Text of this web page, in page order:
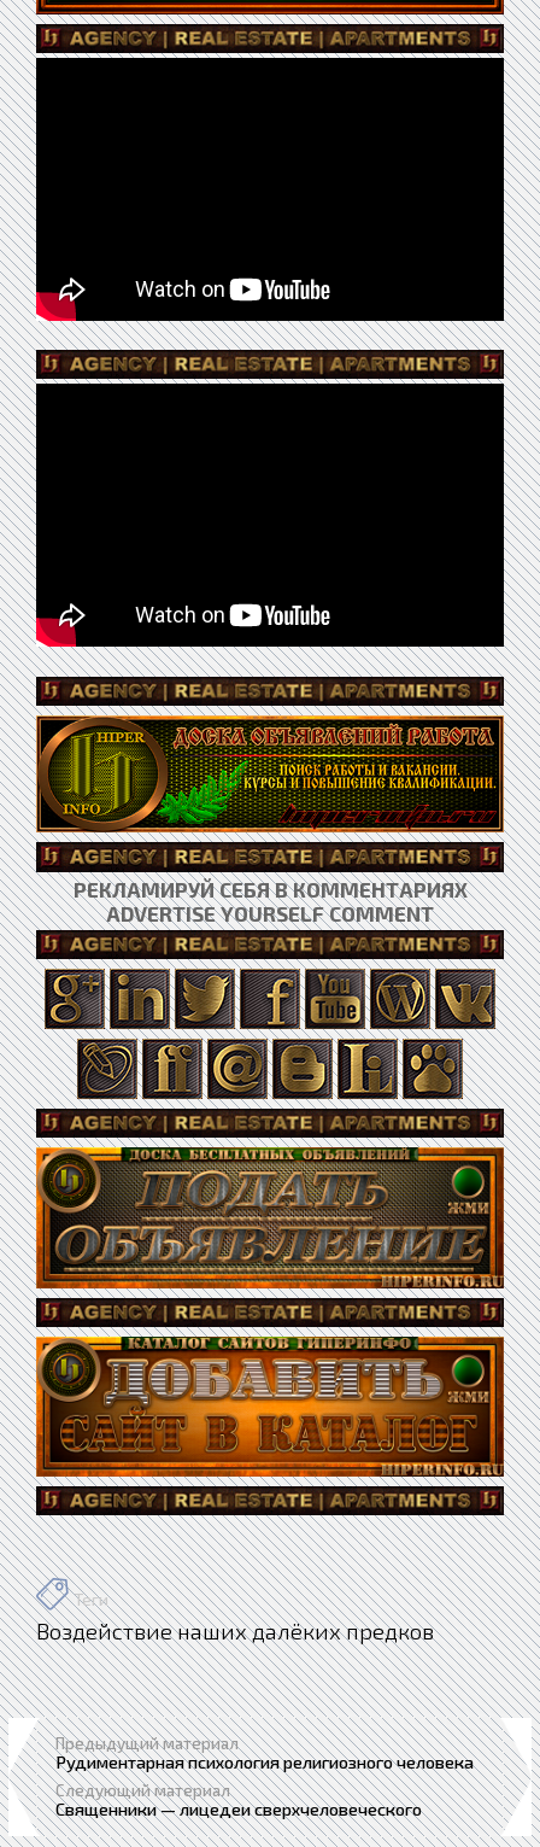
РЕКЛАМИРУЙ СЕБЯ В КОММЕНТАРИЯХ
ADVERTISE YOURSELF COMMENT
Теги
Воздействие наших далёких предков
Предыдущий материал
Рудиментарная психология религиозного человека
Следующий материал
Священники — лицедеи сверхчеловеческого